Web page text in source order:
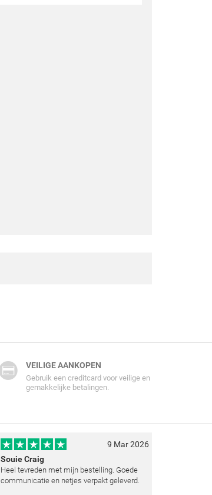
VEILIGE AANKOPEN
Gebruik een creditcard voor veilige en
gemakkelijke betalingen.
9 Mar 2026
Souie Craig
Heel tevreden met mijn bestelling. Goede
communicatie en netjes verpakt geleverd.